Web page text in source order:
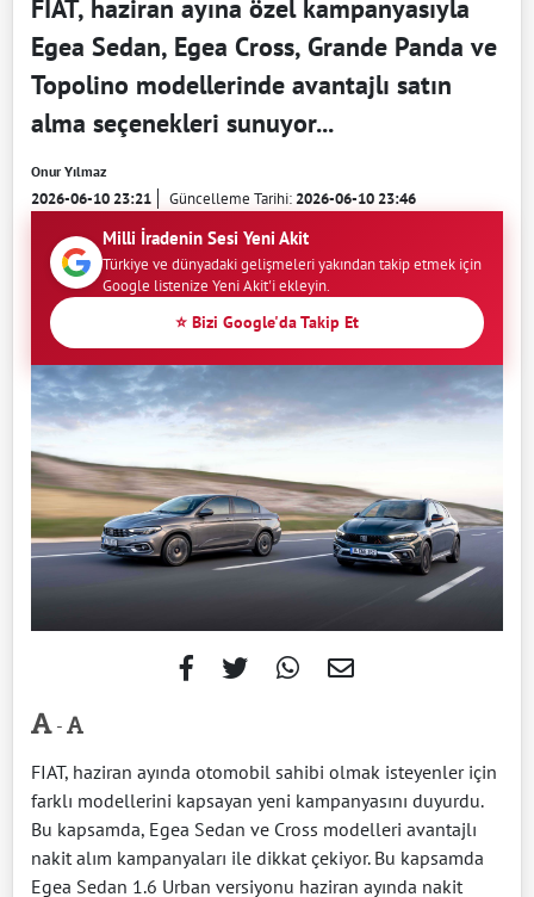
FIAT, haziran ayına özel kampanyasıyla
Egea Sedan, Egea Cross, Grande Panda ve
Topolino modellerinde avantajlı satın
alma seçenekleri sunuyor...
Onur Yılmaz
2026-06-10 23:21 Güncelleme Tarihi:2026-06-10 23:46
Milli İradenin Sesi Yeni Akit
Türkiye ve dünyadaki gelişmeleri yakından takip etmek için
Google listenize Yeni Akit'i ekleyin.
⭐ Bizi Google'da Takip Et
-
FIAT, haziran ayında otomobil sahibi olmak isteyenler için
farklı modellerini kapsayan yeni kampanyasını duyurdu.
Bu kapsamda, Egea Sedan ve Cross modelleri avantajlı
nakit alım kampanyaları ile dikkat çekiyor. Bu kapsamda
Egea Sedan 1.6 Urban versiyonu haziran ayında nakit